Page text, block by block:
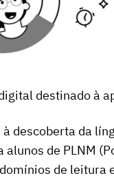
destinado à
à descoberta da
de PLNM
de leitura